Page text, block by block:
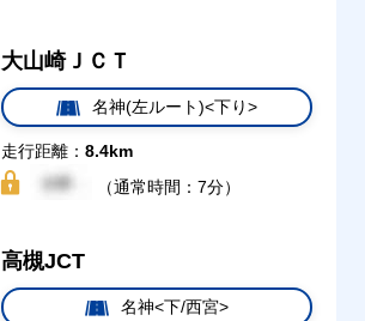
大山崎ＪＣＴ
名神(左ルート)<下り>
走行距離： 8.4km
（通常時間：7分）
高槻JCT
名神<下/西宮>